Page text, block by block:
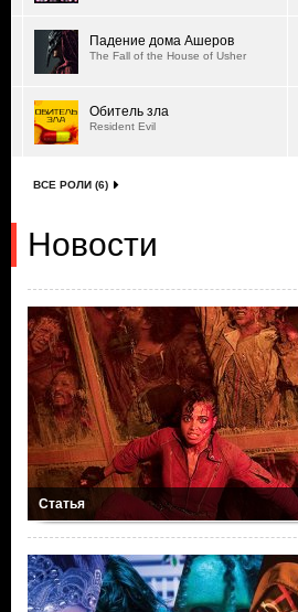
Падение дома Ашеров
The Fall of the House of Usher
Обитель зла
Resident Evil
ВСЕ РОЛИ (6)
Новости
Статья